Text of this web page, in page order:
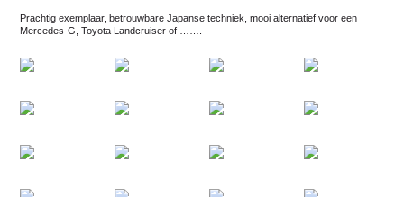
Prachtig exemplaar, betrouwbare Japanse techniek, mooi alternatief voor een
Mercedes-G, Toyota Landcruiser of …….